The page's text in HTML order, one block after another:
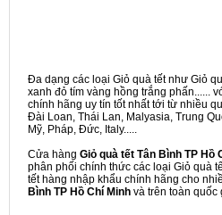
Đa dạng các loại Giỏ quà tết như Giỏ
xanh đỏ tím vàng hồng trắng phấn......
chính hãng uy tín tốt nhất tới từ nhiều
Đài Loan, Thái Lan, Malyasia, Trung
Mỹ, Pháp, Đức, Italy.....
Cửa hàng Giỏ quà tết Tân Bình TP Hồ
phân phối chính thức các loại Giỏ quà
tết hàng nhập khẩu chính hãng cho
Bình TP Hồ Chí Minh và trên toàn quốc